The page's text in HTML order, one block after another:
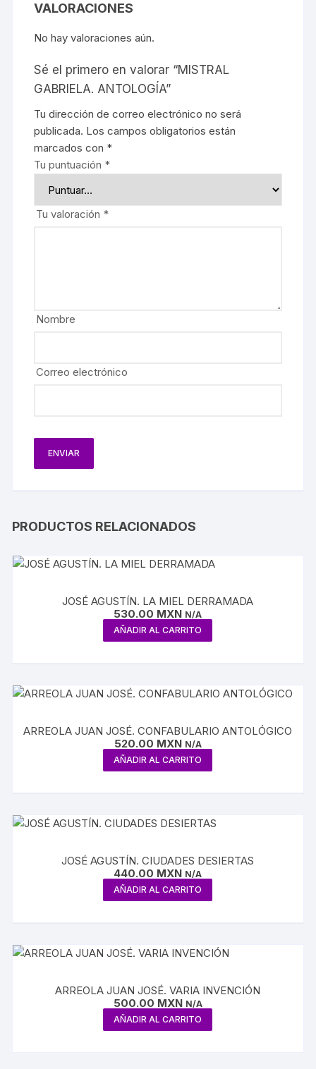
VALORACIONES
No hay valoraciones aún.
Sé el primero en valorar “MISTRAL
GABRIELA. ANTOLOGÍA”
Tu dirección de correo electrónico no será
publicada. Los campos obligatorios están
marcados con *
Tu puntuación *
Tu valoración *
Nombre
Correo electrónico
PRODUCTOS RELACIONADOS
JOSÉ AGUSTÍN. LA MIEL DERRAMADA
530.00 MXN N/A
AÑADIR AL CARRITO
ARREOLA JUAN JOSÉ. CONFABULARIO ANTOLÓGICO
520.00 MXN N/A
AÑADIR AL CARRITO
JOSÉ AGUSTÍN. CIUDADES DESIERTAS
440.00 MXN N/A
AÑADIR AL CARRITO
ARREOLA JUAN JOSÉ. VARIA INVENCIÓN
500.00 MXN N/A
AÑADIR AL CARRITO